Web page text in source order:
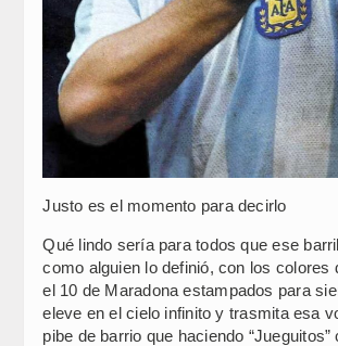
Justo es el momento para decirlo
Qué lindo sería para todos que ese
como alguien lo definió, con los colores
el 10 de Maradona estampados para
eleve en el cielo infinito y trasmita esa
pibe de barrio que haciendo “Jueguitos”